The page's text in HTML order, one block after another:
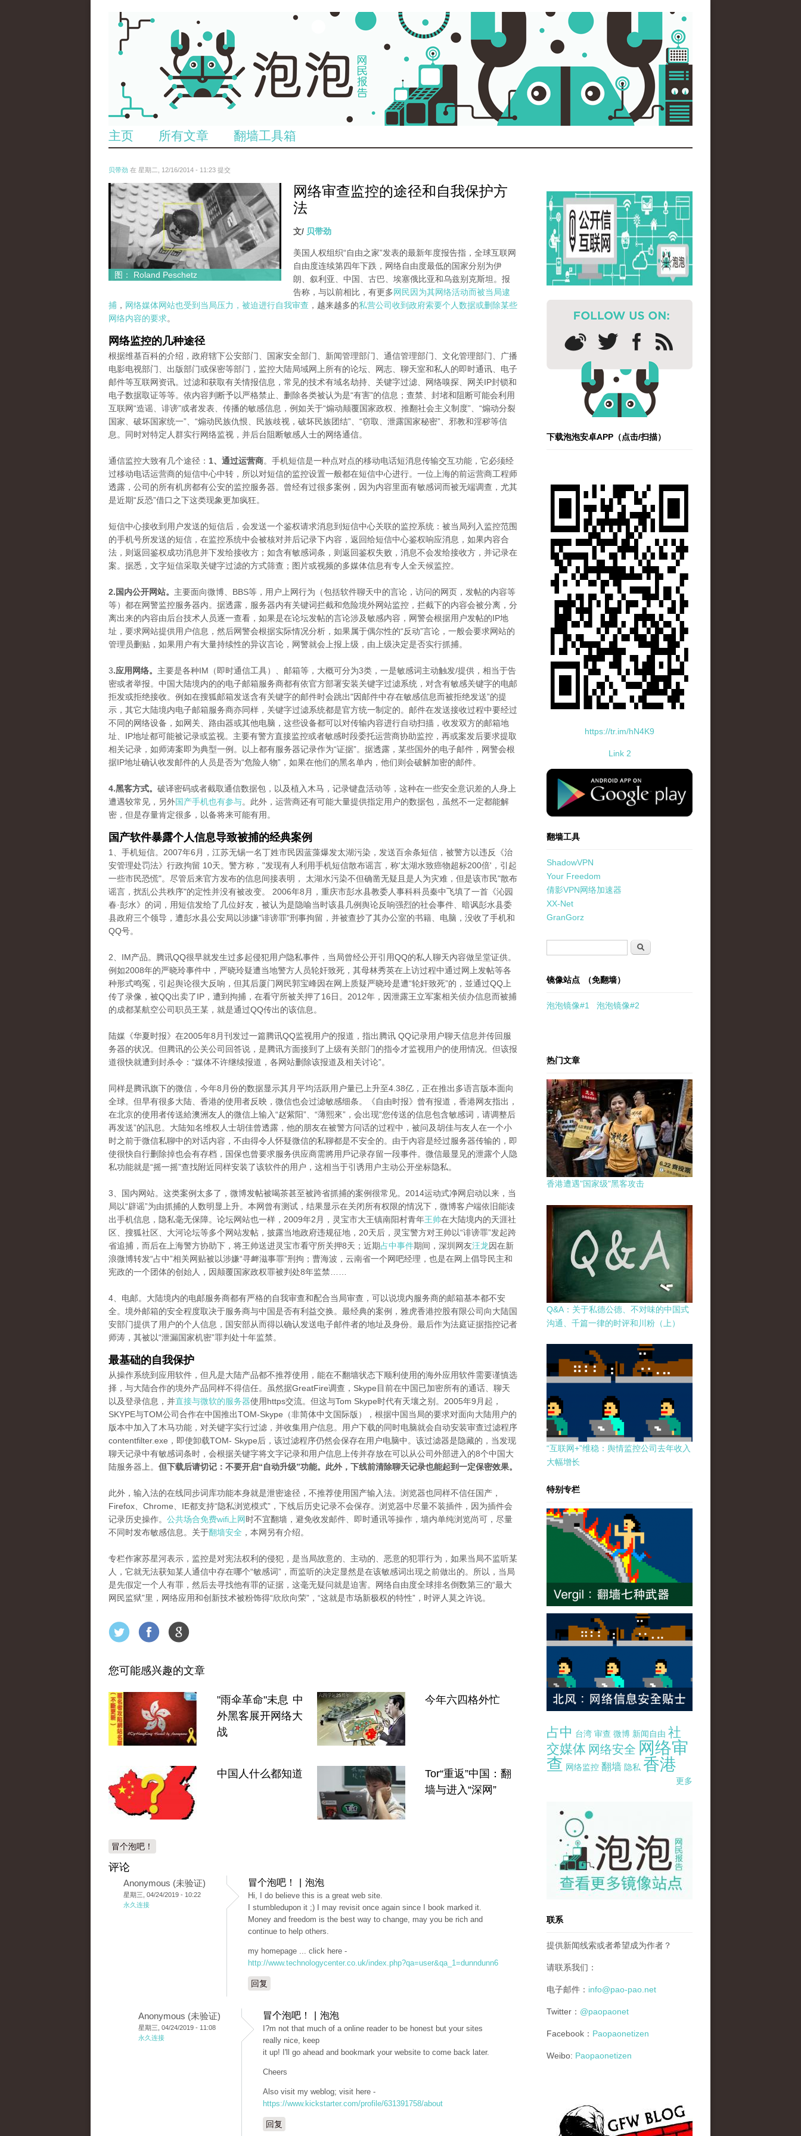
主页 所有文章 翻墙工具箱
贝带劲 在 星期二, 12/16/2014 - 11:23 提交
untitled.jpg
图： Roland Peschetz
网络审查监控的途径和自我保护方
法
文/ 贝带劲
美国人权组织“自由之家”发表的最新年度报告指，全球互联网
自由度连续第四年下跌，网络自由度最低的国家分别为伊
朗、叙利亚、中国、古巴、埃塞俄比亚和乌兹别克斯坦。报
告称，与以前相比，有更多网民因为其网络活动而被当局逮
捕 ， 网络媒体网站也受到当局压力，被迫进行自我审查 ，越来越多的私营公司收到政府索要个人数据或删除某些
网络内容的要求。
网络监控的几种途径
根据维基百科的介绍，政府辖下公安部门、国家安全部门、新闻管理部门、通信管理部门、文化管理部门、广播
电影电视部门、出版部门或保密等部门，监控大陆局域网上所有的论坛、网志、聊天室和私人的即时通讯、电子
邮件等互联网资讯。过滤和获取有关情报信息，常见的技术有域名劫持、关键字过滤、网络嗅探、网关IP封锁和
电子数据取证等等。依内容判断予以严格禁止、删除各类被认为是“有害”的信息；查禁、封堵和阻断可能会利用
互联网“造谣、诽谤”或者发表、传播的敏感信息，例如关于“煽动颠覆国家政权、推翻社会主义制度”、“煽动分裂
国家、破坏国家统一”、“煽动民族仇恨、民族歧视，破坏民族团结”、“窃取、泄露国家秘密”、邪教和淫秽等信
息。同时对特定人群实行网络监视，并后台阻断敏感人士的网络通信。
通信监控大致有几个途径： 1、通过运营商。手机短信是一种点对点的移动电话短消息传输交互功能，它必须经
过移动电话运营商的短信中心中转，所以对短信的监控设置一般都在短信中心进行。一位上海的前运营商工程师
透露，公司的所有机房都有公安的监控服务器。曾经有过很多案例，因为内容里面有敏感词而被无端调查，尤其
是近期“反恐”借口之下这类现象更加疯狂。
短信中心接收到用户发送的短信后，会发送一个鉴权请求消息到短信中心关联的监控系统：被当局列入监控范围
的手机号所发送的短信，在监控系统中会被核对并后记录下内容，返回给短信中心鉴权响应消息，如果内容合
法，则返回鉴权成功消息并下发给接收方；如含有敏感词条，则返回鉴权失败，消息不会发给接收方，并记录在
案。据悉，文字短信采取关键字过滤的方式筛查；图片或视频的多媒体信息有专人全天候监控。
2.国内公开网站。 主要面向微博、BBS等，用户上网行为（包括软件聊天中的言论，访问的网页，发帖的内容等
等）都在网警监控服务器内。据透露，服务器内有关键词拦截和危险境外网站监控，拦截下的内容会被分离，分
离出来的内容由后台技术人员逐一查看，如果是在论坛发帖的言论涉及敏感内容，网警会根据用户发帖的IP地
址，要求网站提供用户信息，然后网警会根据实际情况分析，如果属于偶尔性的“反动”言论，一般会要求网站的
管理员删贴，如果用户有大量持续性的异议言论，网警就会上报上级，由上级决定是否实行抓捕。
3.应用网络。 主要是各种IM（即时通信工具）、邮箱等，大概可分为3类，一是敏感词主动触发/提供，相当于告
密或者举报。中国大陆境内的的电子邮箱服务商都有依官方部署安装关键字过滤系统，对含有敏感关键字的电邮
拒发或拒绝接收。例如在搜狐邮箱发送含有关键字的邮件时会跳出"因邮件中存在敏感信息而被拒绝发送”的提
示，其它大陆境内电子邮箱服务商亦同样，关键字过滤系统都是官方统一制定的。邮件在发送接收过程中要经过
不同的网络设备，如网关、路由器或其他电脑，这些设备都可以对传输内容进行自动扫描，收发双方的邮箱地
址、IP地址都可能被记录或监视。主要有警方直接监控或者敏感时段委托运营商协助监控，再或案发后要求提取
相关记录，如师涛案即为典型一例。以上都有服务器记录作为“证据”。据透露，某些国外的电子邮件，网警会根
据IP地址确认收发邮件的人员是否为“危险人物”，如果在他们的黑名单内，他们则会破解加密的邮件。
4.黑客方式。 破译密码或者截取通信数据包，以及植入木马，记录键盘活动等，这种在一些安全意识差的人身上
遭遇较常见，另外国产手机也有参与。此外，运营商还有可能大量提供指定用户的数据包，虽然不一定都能解
密，但是存量肯定很多，以备将来可能有用。
国产软件暴露个人信息导致被捕的经典案例
1、手机短信。2007年6月，江苏无锡一名丁姓市民因蓝藻爆发太湖污染，发送百余条短信，被警方以违反《治
安管理处罚法》行政拘留 10天。警方称，"发现有人利用手机短信散布谣言，称'太湖水致癌物超标200倍'，引起
一些市民恐慌"。尽管后来官方发布的信息间接表明， 太湖水污染不但确凿无疑且是人为灾难，但是该市民"散布
谣言，扰乱公共秩序"的定性并没有被改变。 2006年8月，重庆市彭水县教委人事科科员秦中飞填了一首《沁园
春·彭水》的词，用短信发给了几位好友，被认为是隐喻当时该县几例舆论反响强烈的社会事件、暗讽彭水县委
县政府三个领导，遭彭水县公安局以涉嫌"诽谤罪"刑事拘留，并被查抄了其办公室的书籍、电脑，没收了手机和
QQ号。
2、IM产品。腾讯QQ很早就发生过多起侵犯用户隐私事件，当局曾经公开引用QQ的私人聊天內容做呈堂证供。
例如2008年的严晓玲事件中，严晓玲疑遭当地警方人员轮奸致死，其母林秀英在上访过程中通过网上发帖等各
种形式鸣冤，引起舆论很大反响，但其后厦门网民郭宝峰因在网上质疑严晓玲是遭“轮奸致死”的，並通过QQ上
传了录像，被QQ出卖了IP，遭到拘捕，在看守所被关押了16日。2012年，因泄露王立军案相关侦办信息而被捕
的成都某航空公司职员王某，就是通过QQ传出的该信息。
陆媒《华夏时报》在2005年8月刊发过一篇腾讯QQ监视用户的报道，指出腾讯 QQ记录用户聊天信息并传回服
务器的状况。但腾讯的公关公司回答说，是腾讯方面接到了上级有关部门的指令才监视用户的使用情况。但该报
道很快就遭到封杀令：“媒体不许继续报道，各网站删除该报道及相关讨论”。
同样是腾讯旗下的微信，今年8月份的数据显示其月平均活跃用户量已上升至4.38亿，正在推出多语言版本面向
全球。但早有很多大陆、香港的使用者反映，微信也会过滤敏感细条。《自由时报》曾有报道，香港网友指出，
在北京的使用者传送給澳洲友人的微信上输入“赵紫阳”、“薄熙來”，会出现“您传送的信息包含敏感词，请调整后
再发送”的訊息。大陆知名维权人士胡佳曾透露，他的朋友在被警方问话的过程中，被问及胡佳与友人在一个小
时之前于微信私聊中的对话内容，不由得令人怀疑微信的私聊都是不安全的。由于內容是经过服务器传输的，即
使很快自行删除掉也会有存档，国保也曾要求服务供应商需將用戶记录存留一段事件。微信最显见的泄露个人隐
私功能就是“摇一摇”查找附近同样安装了该软件的用户，这相当于引诱用户主动公开坐标隐私。
3、国内网站。这类案例太多了，微博发帖被喝茶甚至被跨省抓捕的案例很常见。2014运动式净网启动以来，当
局以“辟谣”为由抓捕的人数明显上升。本网曾有测试，结果显示在关闭所有权限的情况下，微博客户端依旧能读
出手机信息，隐私毫无保障。论坛网站也一样，2009年2月，灵宝市大王镇南阳村青年王帅在大陆境内的天涯社
区、搜狐社区、大河论坛等多个网站发帖，披露当地政府违规征地，20天后，灵宝警方对王帅以“诽谤罪”发起跨
省追捕，而后在上海警方协助下，将王帅送进灵宝市看守所关押8天；近期占中事件期间，深圳网友汪龙因在新
浪微博转发“占中”相关网贴被以涉嫌“寻衅滋事罪”刑拘；曹海波，云南省一个网吧经理，也是在网上倡导民主和
宪政的一个团体的创始人，因颠覆国家政权罪被判处8年监禁……
4、电邮。大陆境内的电邮服务商都有严格的自我审查和配合当局审查，可以说境内服务商的邮箱基本都不安
全。境外邮箱的安全程度取决于服务商与中国是否有利益交换。最经典的案例，雅虎香港控股有限公司向大陆国
安部门提供了用户的个人信息，国安部从而得以确认发送电子邮件者的地址及身份。最后作为法庭证据指控记者
师涛，其被以“泄漏国家机密”罪判处十年监禁。
最基础的自我保护
从操作系统到应用软件，但凡是大陆产品都不推荐使用，能在不翻墙状态下顺利使用的海外应用软件需要谨慎选
择，与大陆合作的境外产品同样不得信任。虽然据GreatFire调查，Skype目前在中国已加密所有的通话、聊天
以及登录信息，并直接与微软的服务器使用https交流。但这与Tom Skype时代有天壤之别。2005年9月起，
SKYPE与TOM公司合作在中国推出TOM-Skype（非简体中文国际版），根据中国当局的要求对面向大陆用户的
版本中加入了木马功能，对关键字实行过滤，并收集用户信息。用户下载的同时电脑就会自动安装审查过滤程序
contentfilter.exe，即使卸载TOM- Skype后，该过滤程序仍然会保存在用户电脑中。该过滤器是隐藏的，当发现
聊天记录中有敏感词条时，会根据关键字将文字记录和用户信息上传并存放在可以从公司外部进入的8个中国大
陆服务器上。 但下载后请切记：不要开启“自动升级”功能。此外，下线前清除聊天记录也能起到一定保密效果。
此外，输入法的在线同步词库功能本身就是泄密途径，不推荐使用国产输入法。浏览器也同样不信任国产，
Firefox、Chrome、IE都支持“隐私浏览模式”，下线后历史记录不会保存。浏览器中尽量不装插件，因为插件会
记录历史操作。 公共场合免费wifi上网时不宜翻墙，避免收发邮件、即时通讯等操作，墙内单纯浏览尚可，尽量
不同时发布敏感信息。关于翻墙安全 ，本网另有介绍。
专栏作家苏星河表示，监控是对宪法权利的侵犯，是当局故意的、主动的、恶意的犯罪行为，如果当局不监听某
人，它就无法获知某人通信中存在哪个“敏感词”，而监听的决定显然是在该敏感词出现之前做出的。所以，当局
是先假定一个人有罪，然后去寻找他有罪的证据，这毫无疑问就是迫害。网络自由度全球排名倒数第三的“最大
网民监狱”里，网络应用和创新技术被粉饰得“欣欣向荣”，“这就是市场新极权的特性”，时评人莫之许说。
您可能感兴趣的文章
"雨伞革命"未息 中
外黑客展开网络大
战
今年六四格外忙
中国人什么都知道
Tor“重返”中国：翻
墙与进入“深网”
冒个泡吧！
评论
Anonymous (未验证)
星期三, 04/24/2019 - 10:22
永久连接
冒个泡吧！ | 泡泡
Hi, I do believe this is a great web site.
I stumbledupon it ;) I may revisit once again since I book marked it.
Money and freedom is the best way to change, may you be rich and
continue to help others.
my homepage ... click here -
http://www.technologycenter.co.uk/index.php?qa=user&qa_1=dunndunn6
回复
Anonymous (未验证)
星期三, 04/24/2019 - 11:08
永久连接
冒个泡吧！ | 泡泡
I?m not that much of a online reader to be honest but your sites
really nice, keep
it up! I'll go ahead and bookmark your website to come back later.
Cheers
Also visit my weblog; visit here -
https://www.kickstarter.com/profile/631391758/about
回复
下载泡泡安卓APP（点击/扫描）
https://tr.im/hN4K9
Link 2
standard-icon-googleplay-app-store.png
翻墙工具
ShadowVPN
Your Freedom
倩影VPN网络加速器
XX-Net
GranGorz
搜索
镜像站点 （免翻墙）
泡泡镜像#1 泡泡镜像#2
热门文章
香港遭遇"国家级"黑客攻击
Q&A：关于私德公德、不对味的中国式
沟通、千篇一律的时评和川粉（上）
“互联网+”维稳：舆情监控公司去年收入
大幅增长
特别专栏
占中 台湾 审查 微博 新闻自由 社
交媒体 网络安全 网络审
查 网络监控 翻墙 隐私 香港
更多
pao-pao-banner-mirror-site-120814.jpg
联系
提供新闻线索或者希望成为作者？
请联系我们：
电子邮件： info@pao-pao.net
Twitter： @paopaonet
Facebook： Paopaonetizen
Weibo: Paopaonetizen
gfw_blog_small.jpg